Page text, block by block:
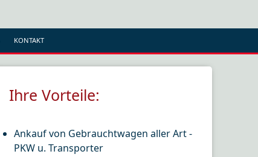
KONTAKT
Ihre Vorteile:
Ankauf von Gebrauchtwagen aller Art -
PKW u. Transporter